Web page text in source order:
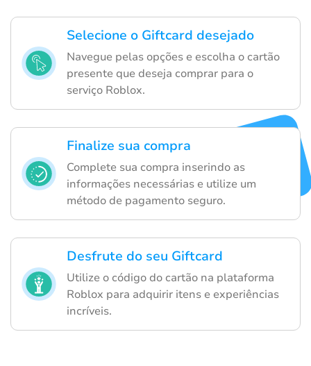
Selecione o Giftcard desejado
Navegue pelas opções e escolha o cartão
presente que deseja comprar para o
serviço Roblox.
Finalize sua compra
Complete sua compra inserindo as
informações necessárias e utilize um
método de pagamento seguro.
Desfrute do seu Giftcard
Utilize o código do cartão na plataforma
Roblox para adquirir itens e experiências
incríveis.